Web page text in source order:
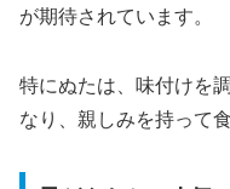
が期待されています。
特にぬたは、味付けを
なり、親しみを持って